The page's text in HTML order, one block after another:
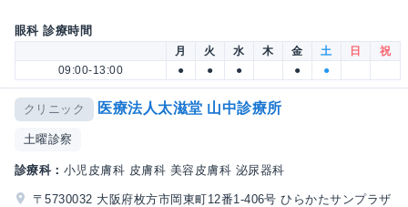
眼科 診療時間
月 火 水 木 金 土 日
祝
09:00-13:00
● ● ● ● ●
クリニック 医療法人太滋堂 山中診療所
土曜診察
診療科： 小児皮膚科 皮膚科 美容皮膚科 泌尿器科
〒5730032 大阪府枚方市岡東町12番1-406号 ひらかたサンプラザ